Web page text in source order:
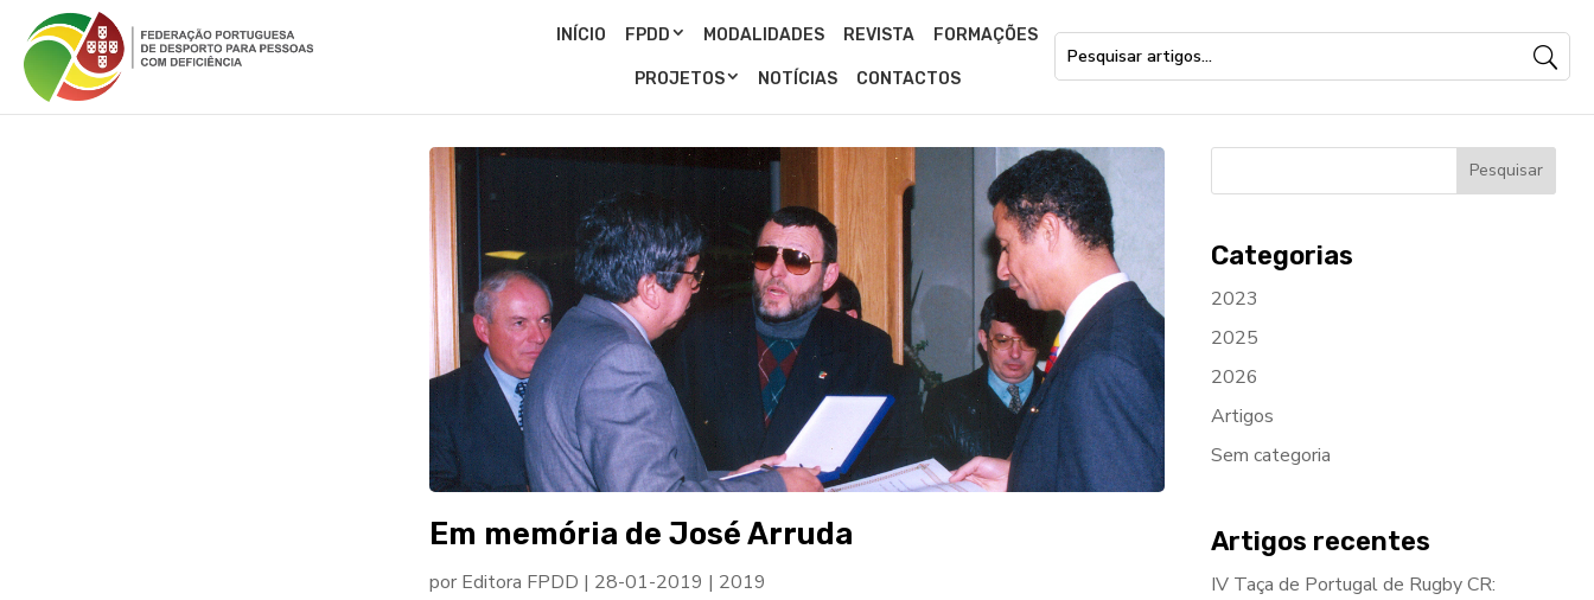
INÍCIO FPDD MODALIDADES REVISTA FORMAÇÕES
PROJETOS NOTÍCIAS CONTACTOS
Em memória de José Arruda
por Editora FPDD | 28-01-2019 | 2019
Categorias
2023
2025
2026
Artigos
Sem categoria
Artigos recentes
IV Taça de Portugal de Rugby CR: